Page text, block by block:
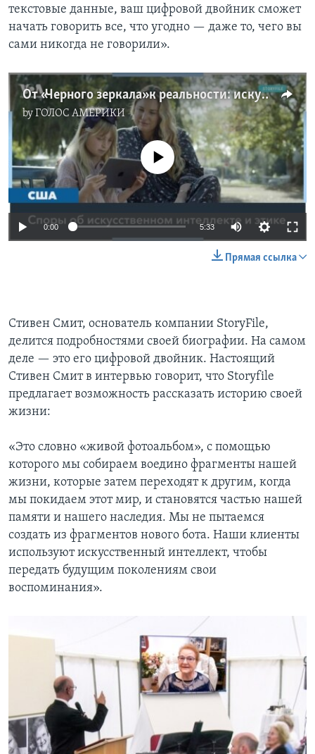
текстовые данные, ваш цифровой двойник сможет
начать говорить все, что угодно — даже то, чего вы
сами никогда не говорили».
От «Черного зеркала» к реальности: искусственный интеллект и цифровое «воскрешение»
byГОЛОС АМЕРИКИ
No media source currently available
0:00 5:33
Прямая ссылка
Стивен Смит, основатель компании StoryFile,
делится подробностями своей биографии. На самом
деле — это его цифровой двойник. Настоящий
Стивен Смит в интервью говорит, что Storyfile
предлагает возможность рассказать историю своей
жизни:
«Это словно «живой фотоальбом», с помощью
которого мы собираем воедино фрагменты нашей
жизни, которые затем переходят к другим, когда
мы покидаем этот мир, и становятся частью нашей
памяти и нашего наследия. Мы не пытаемся
создать из фрагментов нового бота. Наши клиенты
используют искусственный интеллект, чтобы
передать будущим поколениям свои
воспоминания».